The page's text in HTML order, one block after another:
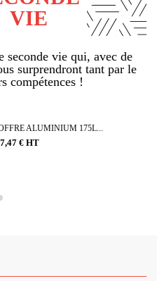
VIE
seconde vie qui, avec de
surprendront tant par le
compétences !
ALUMINIUM 175L...
€ HT